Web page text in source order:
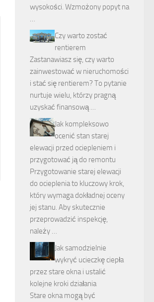
wysokości. Wzmożony popyt na
…
Czy warto zostać
rentierem
Zastanawiasz się, czy warto
zainwestować w nieruchomości
i stać się rentierem? To pytanie
nurtuje wielu, którzy pragną
uzyskać finansową …
Jak kompleksowo
ocenić stan starej
elewacji przed ociepleniem i
przygotować ją do remontu
Przygotowanie starej elewacji
do ocieplenia to kluczowy krok,
który wymaga dokładnej oceny
jej stanu. Aby skutecznie
przeprowadzić inspekcję,
należy …
Jak samodzielnie
wykryć ucieczkę ciepła
przez stare okna i ustalić
kolejne kroki działania
Stare okna mogą być